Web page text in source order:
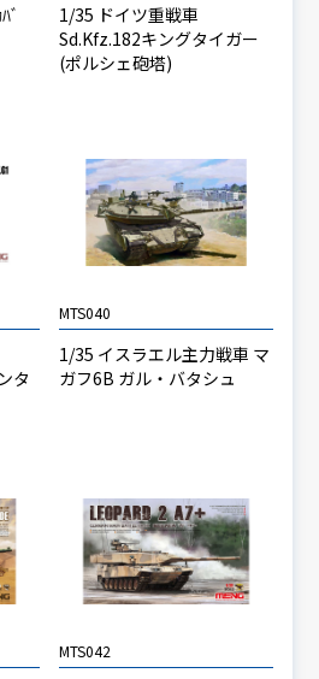
ﾞ
1/35 ドイツ重戦車
Sd.Kfz.182キングタイガー
(ポルシェ砲塔)
タ
MTS040
1/35 イスラエル主力戦車 マ
ガフ6B ガル・バタシュ
MTS042